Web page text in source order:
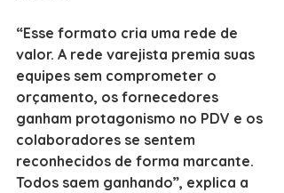
“Esse formato cria uma rede de
valor. A rede varejista premia suas
equipes sem comprometer o
orçamento, os fornecedores
ganham protagonismo no PDV e os
colaboradores se sentem
reconhecidos de forma marcante.
Todos saem ganhando”, explica a